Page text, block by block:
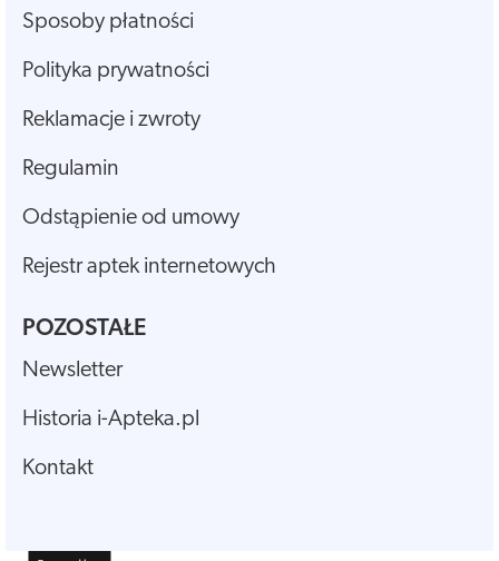
Sposoby płatności
Polityka prywatności
Reklamacje i zwroty
Regulamin
Odstąpienie od umowy
Rejestr aptek internetowych
POZOSTAŁE
Newsletter
Historia i-Apteka.pl
Kontakt